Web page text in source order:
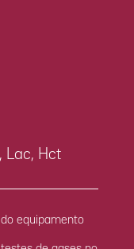
Lac, Hct
equipamento